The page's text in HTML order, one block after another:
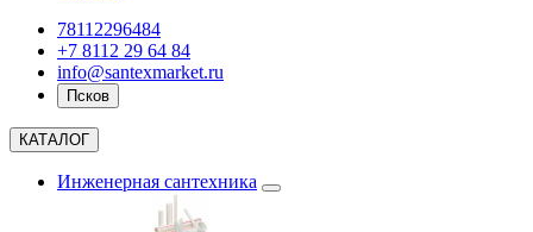
78112296484
+7 8112 29 64 84
info@santexmarket.ru
Псков
КАТАЛОГ
Инженерная сантехника